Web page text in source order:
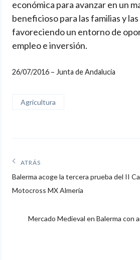
económica para avanzar en un
beneficioso para las familias y
favoreciendo un entorno de
empleo e inversión.
26/07/2016 – Junta de Andalucía
Agricultura
Navegación
de
entradas
ATRÁS
Artículos
anteriores:
Balerma acoge la tercera prueba del II
Motocross MX Almería
Siguiente
Mercado Medieval en Balerma con